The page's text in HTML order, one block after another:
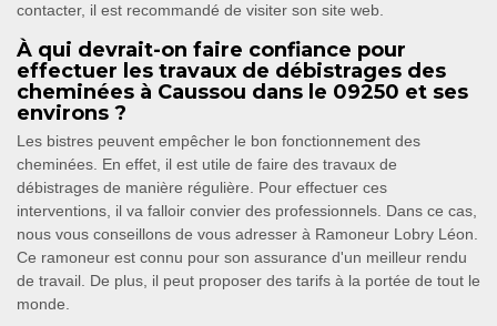
contacter, il est recommandé de visiter son site web.
À qui devrait-on faire confiance pour
effectuer les travaux de débistrages des
cheminées à Caussou dans le 09250 et ses
environs ?
Les bistres peuvent empêcher le bon fonctionnement des
cheminées. En effet, il est utile de faire des travaux de
débistrages de manière régulière. Pour effectuer ces
interventions, il va falloir convier des professionnels. Dans ce cas,
nous vous conseillons de vous adresser à Ramoneur Lobry Léon.
Ce ramoneur est connu pour son assurance d'un meilleur rendu
de travail. De plus, il peut proposer des tarifs à la portée de tout le
monde.